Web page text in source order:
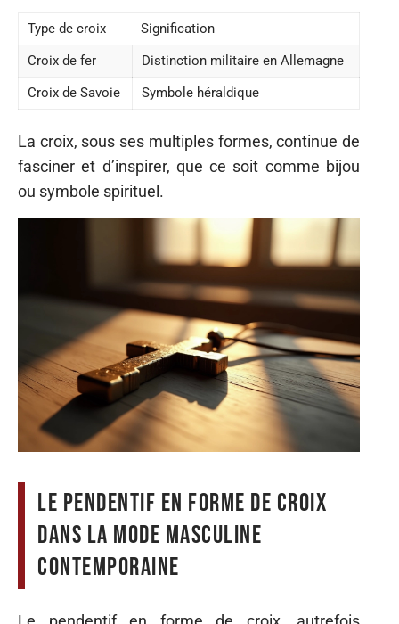
Type de croix
Signification
Croix de fer
Distinction militaire en Allemagne
Croix de Savoie
Symbole héraldique
La croix, sous ses multiples formes, continue de
fasciner et d’inspirer, que ce soit comme bijou
ou symbole spirituel.
Le pendentif en forme de croix
dans la mode masculine
contemporaine